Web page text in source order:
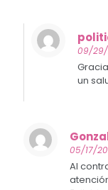
09/29/
un
05/17/
Al